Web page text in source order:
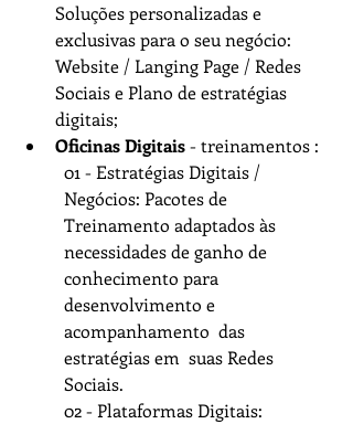
Soluções personalizadas e
exclusivas para o seu negócio:
Website / Langing Page / Redes
Sociais e Plano de estratégias
digitais;
Oficinas Digitais - treinamentos :
01 - Estratégias Digitais /
Negócios: Pacotes de
Treinamento adaptados às
necessidades de ganho de
conhecimento para
desenvolvimento e
acompanhamento  das
estratégias em  suas Redes
Sociais.
02 - Plataformas Digitais: